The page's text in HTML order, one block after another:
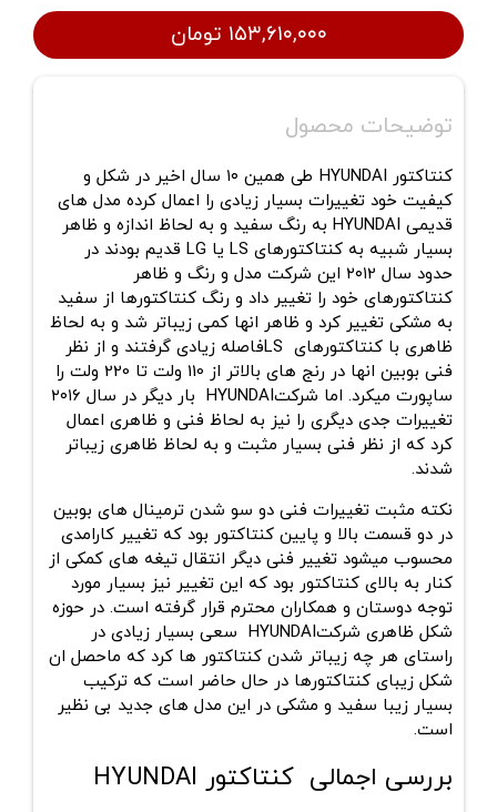
۱۵۳,۶۱۰,۰۰۰ تومان
توضیحات محصول
کنتاکتور HYUNDAI
طی همین ۱۰ سال اخیر در شکل و
کیفیت خود تغییرات بسیار زیادی را اعمال کرده مدل های
قدیمی HYUNDAI به رنگ سفید و به لحاظ اندازه و ظاهر
بسیار شبیه به کنتاکتورهای LS
یا LG قدیم بودند در
حدود سال ۲۰۱2 این شرکت مدل و رنگ و ظاهر
کنتاکتورهای خود را تغییر داد و رنگ کنتاکتورها از سفید
به مشکی تغییر کرد و ظاهر انها کمی زیباتر شد و به لحاظ
ظاهری با کنتاکتورهای
فاصله زیادی گرفتند و از نظر
فنی بوبین انها در رنج های بالاتر از 110 ولت تا 220 ولت را
ساپورت میکرد. اما شرکتHYUNDAI
تغییرات جدی دیگری را نیز به لحاظ فنی و ظاهری اعمال
کرد که از نظر فنی بسیار مثبت و به لحاظ ظاهری زیباتر
شدند.
نکته مثبت تغییرات فنی دو سو شدن ترمینال های بوبین
در دو قسمت بالا و پایین کنتاکتور بود که تغییر کارامدی
محسوب میشود تغییر فنی دیگر انتقال تیغه های کمکی از
کنار به بالای کنتاکتور بود که این تغییر نیز بسیار مورد
توجه دوستان و همکاران محترم قرار گرفته است. در حوزه
شکل ظاهری شرکتHYUNDAI سعی بسیار زیادی در
راستای هر چه زیباتر شدن کنتاکتور ها کرد که ماحصل ان
شکل زیبای کنتاکتورها در حال حاضر است که ترکیب
بسیار زیبا سفید و مشکی در این مدل های جدید بی نظیر
است.
بررسی اجمالی کنتاکتور HYUNDAI